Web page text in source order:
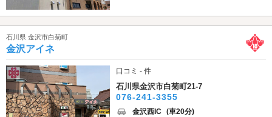
石川県 金沢市白菊町
金沢アイネ
口コミ - 件
石川県金沢市白菊町21-7
076-241-3355
金沢西IC (車20分)